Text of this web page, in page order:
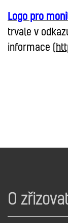
Logo pro
trvale v
informace (
O